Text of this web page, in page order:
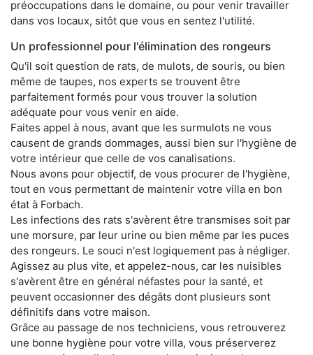
préoccupations dans le domaine, ou pour venir travailler
dans vos locaux, sitôt que vous en sentez l'utilité.
Un professionnel pour l'élimination des rongeurs
Qu'il soit question de rats, de mulots, de souris, ou bien
même de taupes, nos experts se trouvent être
parfaitement formés pour vous trouver la solution
adéquate pour vous venir en aide.
Faites appel à nous, avant que les surmulots ne vous
causent de grands dommages, aussi bien sur l'hygiène de
votre intérieur que celle de vos canalisations.
Nous avons pour objectif, de vous procurer de l'hygiène,
tout en vous permettant de maintenir votre villa en bon
état à Forbach.
Les infections des rats s'avèrent être transmises soit par
une morsure, par leur urine ou bien même par les puces
des rongeurs. Le souci n'est logiquement pas à négliger.
Agissez au plus vite, et appelez-nous, car les nuisibles
s'avèrent être en général néfastes pour la santé, et
peuvent occasionner des dégâts dont plusieurs sont
définitifs dans votre maison.
Grâce au passage de nos techniciens, vous retrouverez
une bonne hygiène pour votre villa, vous préserverez